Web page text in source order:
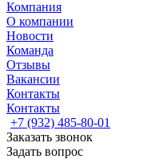
Компания
О компании
Новости
Команда
Отзывы
Вакансии
Контакты
Контакты
+7 (932) 485-80-01
Заказать звонок
Задать вопрос